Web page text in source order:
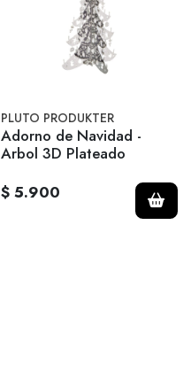
PLUTO PRODUKTER
Adorno de Navidad -
Arbol 3D Plateado
$ 5.900